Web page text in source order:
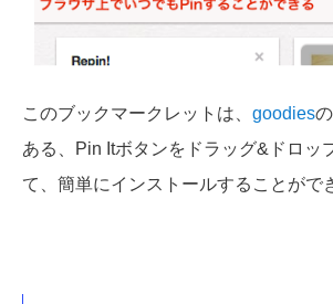
このブックマークレットは、 goodies
ある、Pin Itボタンをドラッグ&ドロッ
て、簡単にインストールすることがで